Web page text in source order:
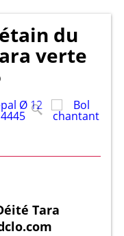
du
verte
Tara